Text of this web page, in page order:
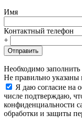
Имя
Контактный телефон
+
Отправить
Необходимо заполнить
Не правильно указаны
Я даю согласие на
числе подтверждаю,
конфиденциальности
обработки и защиты